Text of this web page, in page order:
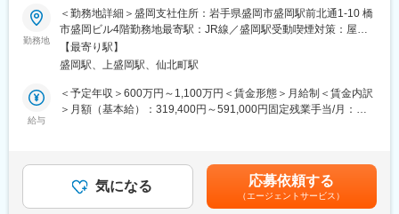
チームを組んで業務を進めることもあります。チーム連携を通じ
て、他のエキスパートによる協力と刺激を受けながら自身の専門
スキルを磨くことが出来る環境です。
中小企業が主な顧問先になりますが、医療法人、公益法人、社会
福祉法人、地方公共団体、海外法人、そして個人と、幅広いお客
変更の範囲：会社の定める業務
企業内での自走化が必要であり、採用ファーストで取組まれる企
業を当社では実行実現支援します。
また、採用後は「組織づくり・チームづくり」を通じて組織を活
性化し、働く人や組織の可能性を引き出すことで、企業の持続可
能な変革・成長支援をします。ディスカッションやインタビュー
を通して本当に解決すべき課題を特定し、課題解決に向けた研修
■求職者から選ばれる方法を明確化
会社の現状、採用市場（求職者心理）を正しく理解し、現状との
ギャップを認識することで、人手不足で悩んでいる会社の『人材
勤務地
＜勤務地詳細＞盛岡支社住所：岩手県盛岡市盛岡駅前北通1-10 橋
市盛岡ビル4階勤務地最寄駅：JR線／盛岡駅受動喫煙対策：屋内
全面禁煙変更の範囲：会社の定める事業所
【最寄り駅】
盛岡駅、上盛岡駅、仙北町駅
給与
＜予定年収＞600万円～1,100万円＜賃金形態＞月給制＜賃金内訳
＞月額（基本給）：319,400円～591,000円固定残業手当/月：
給与には30時間分の固定残業代を含む/超過分は全額支給※経験・
能力、現年収など考慮の上、決定いたします■昇給：年1回■賞
与：年2回（2ヶ月×2回）賃金はあくまでも目安の金額であり、選
気になる 応募依頼する
（エージェントサービス）